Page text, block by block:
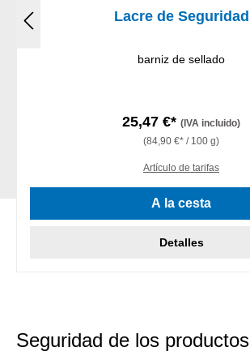
Lacre de Seguridad
barniz de sellado
25,47 €* (IVA incluido)
(84,90 €* / 100 g)
Artículo de tarifas
A la cesta
Detalles
Seguridad de los productos